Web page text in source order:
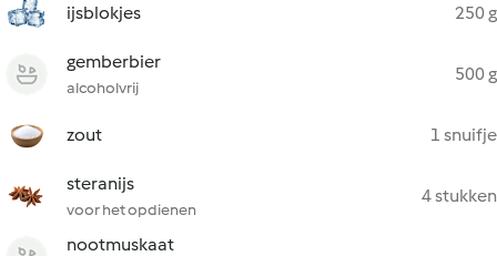
ijsblokjes 250 g
gemberbier
alcoholvrij
500 g
zout 1 snuifje
steranijs
voor het opdienen
4 stukken
nootmuskaat